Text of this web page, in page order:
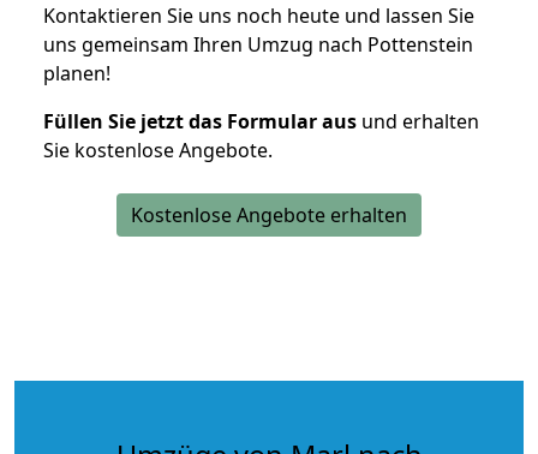
Kontaktieren Sie uns noch heute und lassen Sie
uns gemeinsam Ihren Umzug nach Pottenstein
planen!
Füllen Sie jetzt das Formular aus und erhalten
Sie kostenlose Angebote.
Kostenlose Angebote erhalten